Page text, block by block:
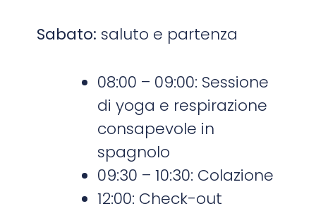
Sabato: saluto e partenza
08:00 – 09:00: Sessione
di yoga e respirazione
consapevole in
spagnolo
09:30 – 10:30: Colazione
12:00: Check-out